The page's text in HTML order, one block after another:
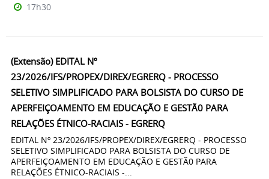
17h30
(Extensão) EDITAL Nº
23/2026/IFS/PROPEX/DIREX/EGRERQ - PROCESSO
SELETIVO SIMPLIFICADO PARA BOLSISTA DO CURSO DE
APERFEIÇOAMENTO EM EDUCAÇÃO E GESTÃ0 PARA
RELAÇÕES ÉTNICO-RACIAIS - EGRERQ
EDITAL Nº 23/2026/IFS/PROPEX/DIREX/EGRERQ - PROCESSO
SELETIVO SIMPLIFICADO PARA BOLSISTA DO CURSO DE
APERFEIÇOAMENTO EM EDUCAÇÃO E GESTÃ0 PARA
RELAÇÕES ÉTNICO-RACIAIS -...